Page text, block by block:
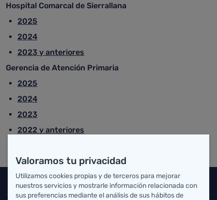
Hospital Comarcal de Sierrallana
2025
2024
2023 y anteriores
Gerencia de Atención Primaria
2025
2024
2023
2022 y anteriores
Inicio del pie de página
Salud Cantabria
Valoramos tu privacidad
Utilizamos cookies propias y de terceros para mejorar
nuestros servicios y mostrarle información relacionada con
sus preferencias mediante el análisis de sus hábitos de